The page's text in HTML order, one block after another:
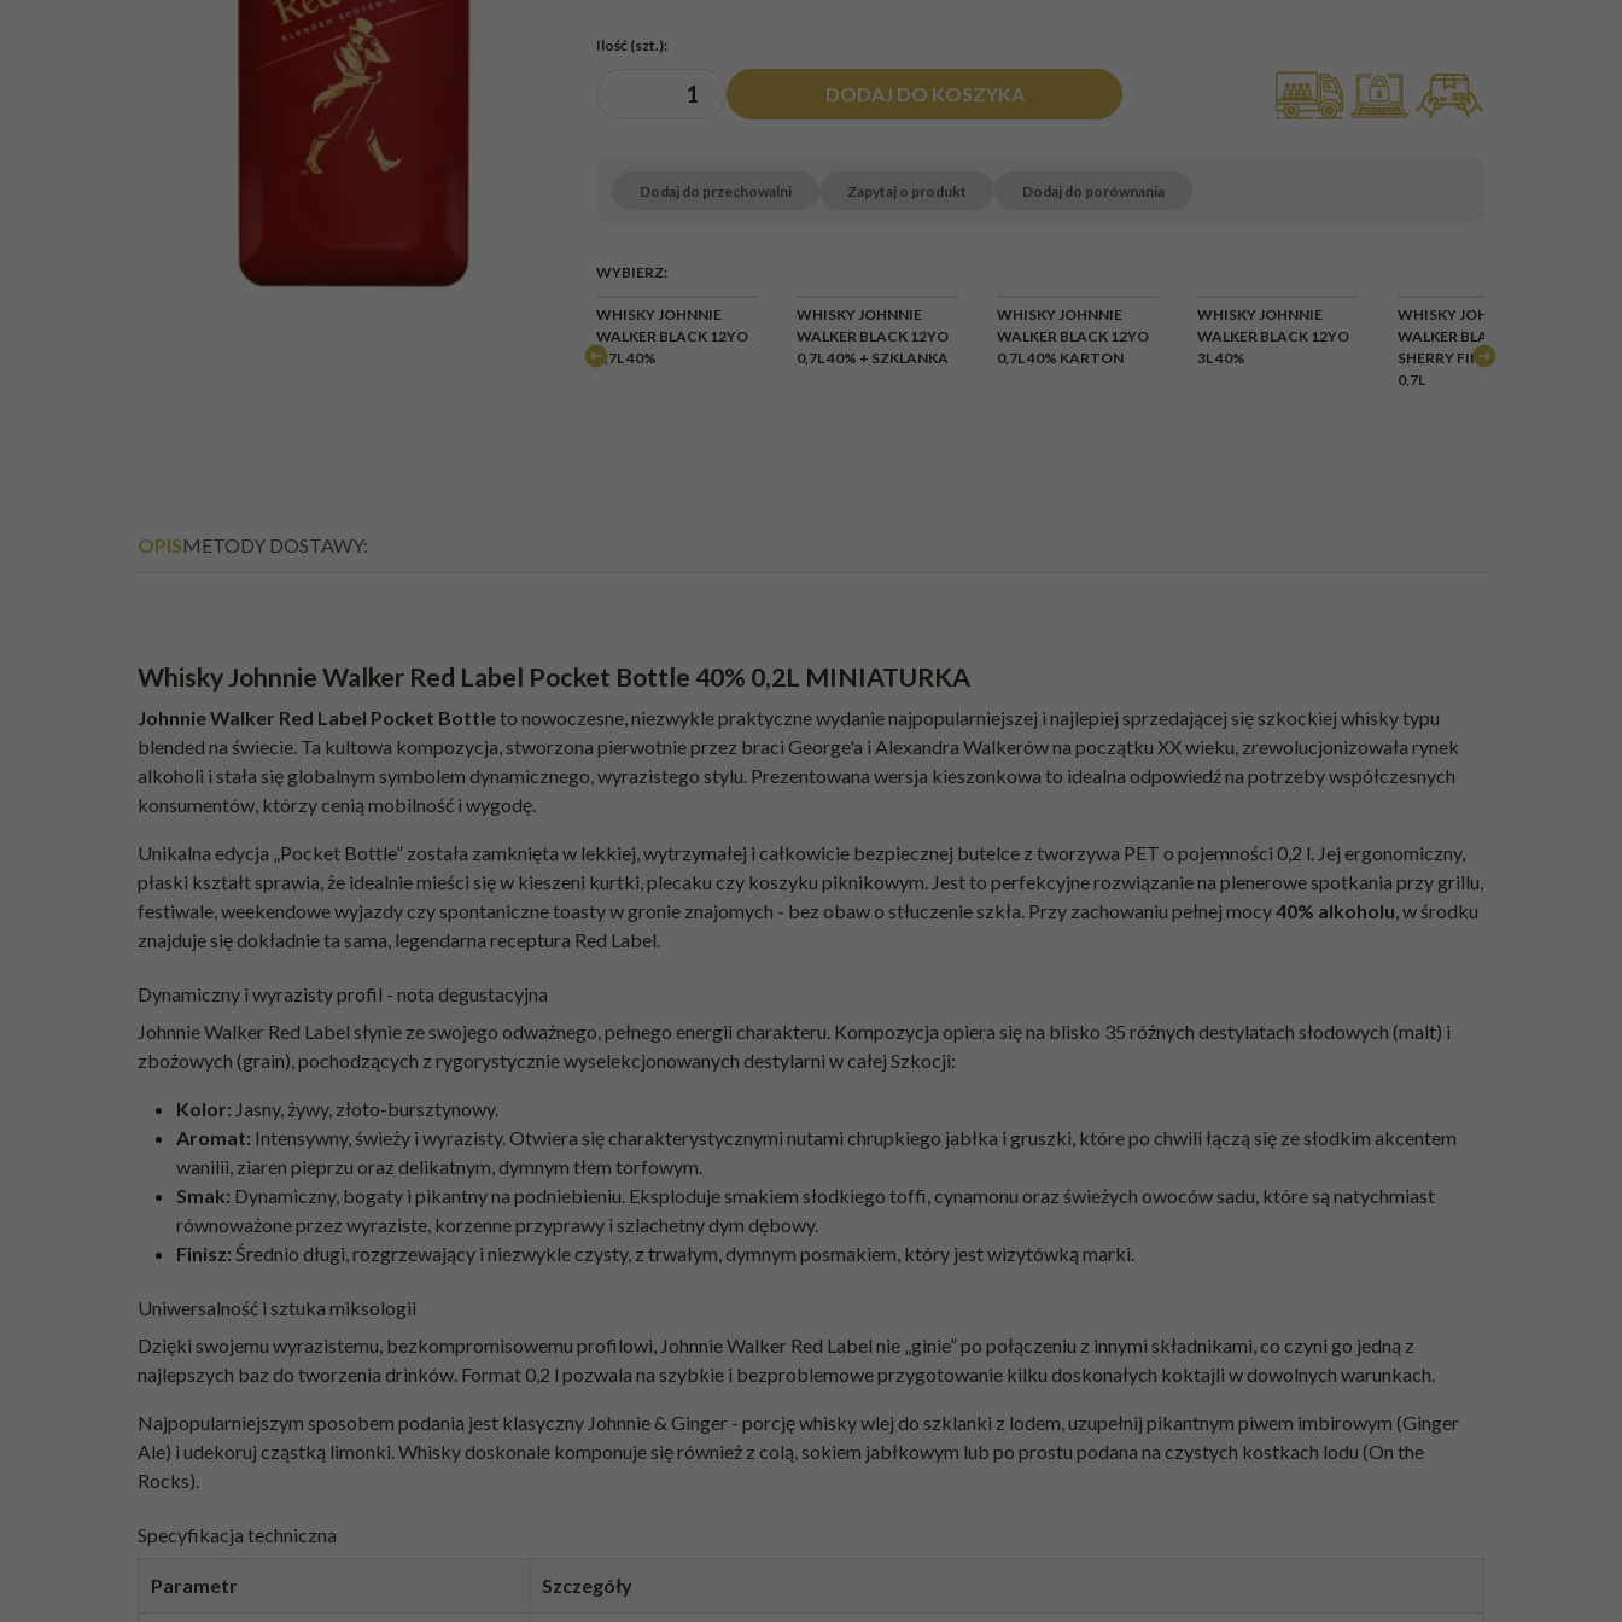
Ilość (szt.):
DODAJ DO KOSZYKA
Dodaj do przechowalni Zapytaj o produkt Dodaj do porównania
WYBIERZ:
WHISKY JOHNNIE
WALKER BLACK 12YO
0,7L 40%
WHISKY JOHNNIE
WALKER BLACK 12YO
0,7L 40% + SZKLANKA
BRAK
WHISKY JOHNNIE
WALKER BLACK 12YO
0,7L 40% KARTON
WHISKY JOHNNIE
WALKER BLACK 12YO
3L 40%
WHISKY JOHNNIE
WALKER BLACK 12YO
SHERRY FINISH 40%
0,7L
OPISMETODY DOSTAWY:
Whisky Johnnie Walker Red Label Pocket Bottle 40% 0,2L MINIATURKA
Johnnie Walker Red Label Pocket Bottleto nowoczesne, niezwykle praktyczne wydanie najpopularniejszej i najlepiej sprzedającej się szkockiej whisky typu
blended na świecie. Ta kultowa kompozycja, stworzona pierwotnie przez braci George'a i Alexandra Walkerów na początku XX wieku, zrewolucjonizowała rynek
alkoholi i stała się globalnym symbolem dynamicznego, wyrazistego stylu. Prezentowana wersja kieszonkowa to idealna odpowiedź na potrzeby współczesnych
konsumentów, którzy cenią mobilność i wygodę.
Unikalna edycja „Pocket Bottle” została zamknięta w lekkiej, wytrzymałej i całkowicie bezpiecznej butelce z tworzywa PET o pojemności 0,2 l. Jej ergonomiczny,
płaski kształt sprawia, że idealnie mieści się w kieszeni kurtki, plecaku czy koszyku piknikowym. Jest to perfekcyjne rozwiązanie na plenerowe spotkania przy grillu,
festiwale, weekendowe wyjazdy czy spontaniczne toasty w gronie znajomych - bez obaw o stłuczenie szkła. Przy zachowaniu pełnej mocy40% alkoholu, w środku
znajduje się dokładnie ta sama, legendarna receptura Red Label.
Dynamiczny i wyrazisty profil - nota degustacyjna
Johnnie Walker Red Label słynie ze swojego odważnego, pełnego energii charakteru. Kompozycja opiera się na blisko 35 różnych destylatach słodowych (malt) i
zbożowych (grain), pochodzących z rygorystycznie wyselekcjonowanych destylarni w całej Szkocji:
Kolor: Jasny, żywy, złoto-bursztynowy.
Aromat: Intensywny, świeży i wyrazisty. Otwiera się charakterystycznymi nutami chrupkiego jabłka i gruszki, które po chwili łączą się ze słodkim akcentem
wanilii, ziaren pieprzu oraz delikatnym, dymnym tłem torfowym.
Smak: Dynamiczny, bogaty i pikantny na podniebieniu. Eksploduje smakiem słodkiego toffi, cynamonu oraz świeżych owoców sadu, które są natychmiast
równoważone przez wyraziste, korzenne przyprawy i szlachetny dym dębowy.
Finisz: Średnio długi, rozgrzewający i niezwykle czysty, z trwałym, dymnym posmakiem, który jest wizytówką marki.
Uniwersalność i sztuka miksologii
Dzięki swojemu wyrazistemu, bezkompromisowemu profilowi, Johnnie Walker Red Label nie „ginie” po połączeniu z innymi składnikami, co czyni go jedną z
najlepszych baz do tworzenia drinków. Format 0,2 l pozwala na szybkie i bezproblemowe przygotowanie kilku doskonałych koktajli w dowolnych warunkach.
Najpopularniejszym sposobem podania jest klasyczny Johnnie & Ginger - porcję whisky wlej do szklanki z lodem, uzupełnij pikantnym piwem imbirowym (Ginger
Ale) i udekoruj cząstką limonki. Whisky doskonale komponuje się również z colą, sokiem jabłkowym lub po prostu podana na czystych kostkach lodu (On the
Rocks).
Specyfikacja techniczna
Parametr Szczegóły